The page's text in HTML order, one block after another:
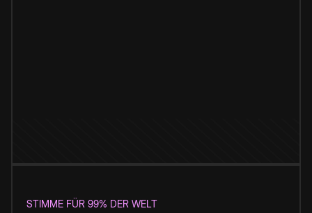
STIMME FÜR 99% DER WELT